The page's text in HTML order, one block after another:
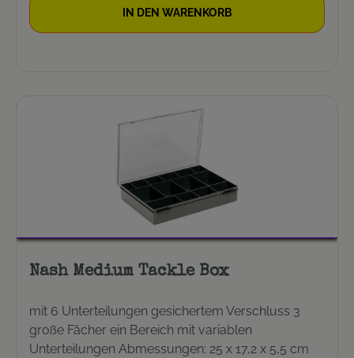
IN DEN WARENKORB
Nash Medium Tackle Box
mit 6 Unterteilungen gesichertem Verschluss 3
große Fächer ein Bereich mit variablen
Unterteilungen Abmessungen: 25 x 17,2 x 5,5 cm